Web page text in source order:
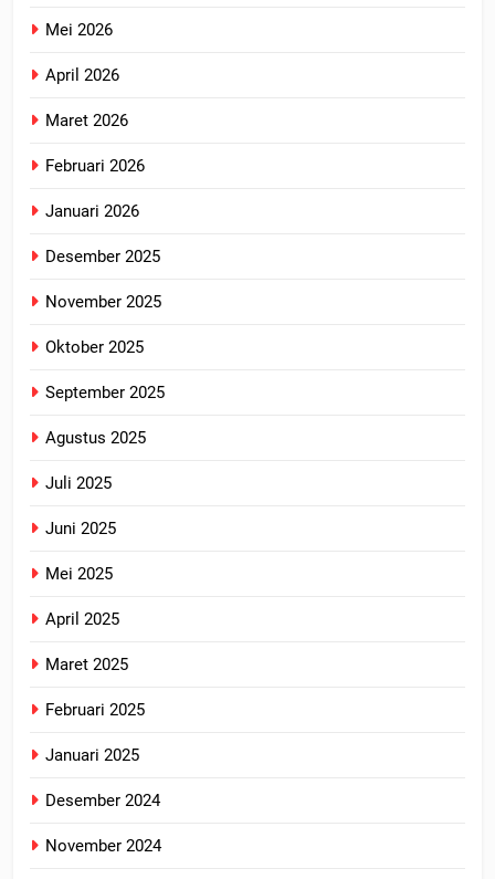
Mei 2026
April 2026
Maret 2026
Februari 2026
Januari 2026
Desember 2025
November 2025
Oktober 2025
September 2025
Agustus 2025
Juli 2025
Juni 2025
Mei 2025
April 2025
Maret 2025
Februari 2025
Januari 2025
Desember 2024
November 2024